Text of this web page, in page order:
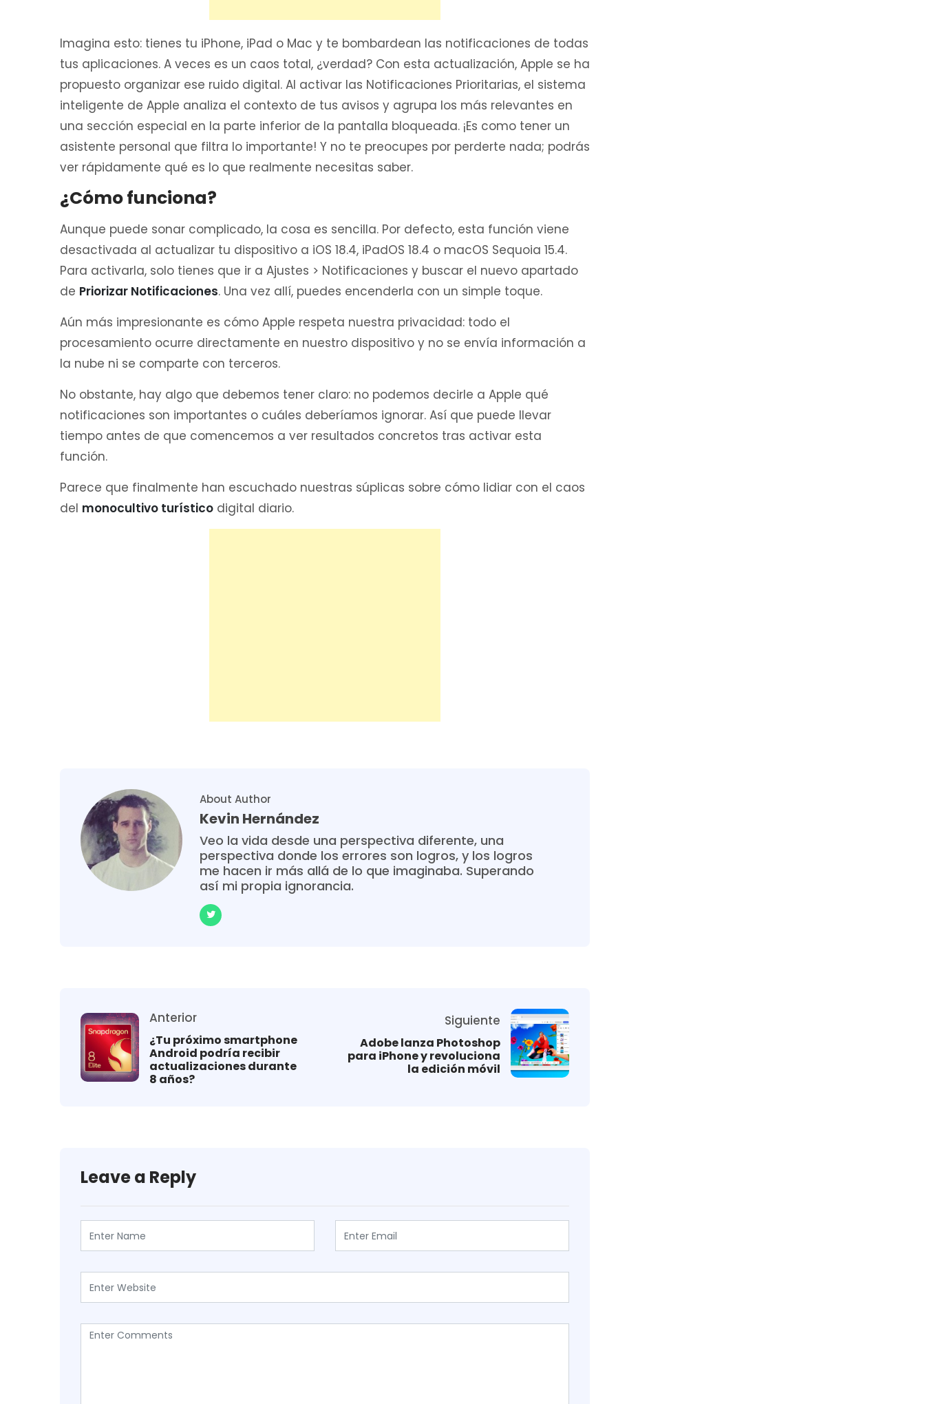
Imagina esto: tienes tu iPhone, iPad o Mac y te bombardean las notificaciones de todas
tus aplicaciones. A veces es un caos total, ¿verdad? Con esta actualización, Apple se ha
propuesto organizar ese ruido digital. Al activar las Notificaciones Prioritarias, el sistema
inteligente de Apple analiza el contexto de tus avisos y agrupa los más relevantes en
una sección especial en la parte inferior de la pantalla bloqueada. ¡Es como tener un
asistente personal que filtra lo importante! Y no te preocupes por perderte nada; podrás
ver rápidamente qué es lo que realmente necesitas saber.
¿Cómo funciona?
Aunque puede sonar complicado, la cosa es sencilla. Por defecto, esta función viene
desactivada al actualizar tu dispositivo a iOS 18.4, iPadOS 18.4 o macOS Sequoia 15.4.
Para activarla, solo tienes que ir a Ajustes > Notificaciones y buscar el nuevo apartado
de Priorizar Notificaciones. Una vez allí, puedes encenderla con un simple toque.
Aún más impresionante es cómo Apple respeta nuestra privacidad: todo el
procesamiento ocurre directamente en nuestro dispositivo y no se envía información a
la nube ni se comparte con terceros.
No obstante, hay algo que debemos tener claro: no podemos decirle a Apple qué
notificaciones son importantes o cuáles deberíamos ignorar. Así que puede llevar
tiempo antes de que comencemos a ver resultados concretos tras activar esta
función.
Parece que finalmente han escuchado nuestras súplicas sobre cómo lidiar con el caos
del monocultivo turístico digital diario.
About Author
Kevin Hernández
Veo la vida desde una perspectiva diferente, una
perspectiva donde los errores son logros, y los logros
me hacen ir más allá de lo que imaginaba. Superando
así mi propia ignorancia.
Anterior
¿Tu próximo smartphone
Android podría recibir
actualizaciones durante
8 años?
Siguiente
Adobe lanza Photoshop
para iPhone y revoluciona
la edición móvil
Leave a Reply